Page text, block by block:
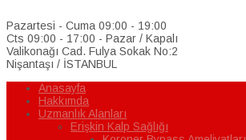
Pazartesi - Cuma 09:00 - 19:00
Cts 09:00 - 17:00 - Pazar / Kapalı
Valikonağı Cad. Fulya Sokak No:2
Nişantaşı / İSTANBUL
Anasayfa
Hakkımda
Uzmanlık Alanları
Erişkin Kalp Sağlığı